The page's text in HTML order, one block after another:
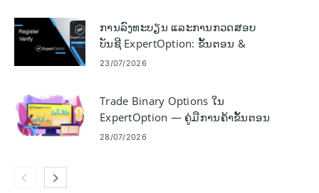
ການລົງທະບຽນ ແລະການກວດສອບ
ບັນຊີ ExpertOption: ຂັ້ນຕອນ &
ຄວາມຕ້ອງການ
23/07/2026
Trade Binary Options ໃນ
ExpertOption — ຄູ່​ມື​ການ​ຄ້າ​ຂັ້ນ​ຕອນ​
ໂດຍ​ຂັ້ນ​ຕອນ​
28/07/2026